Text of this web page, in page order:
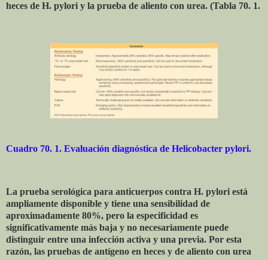
heces de H. pylori y la prueba de aliento con urea. (Tabla 70. 1.
Cuadro 70. 1. Evaluación diagnóstica de Helicobacter pylori.
La prueba serológica para anticuerpos contra H. pylori está
ampliamente disponible y tiene una sensibilidad de
aproximadamente 80%, pero la especificidad es
significativamente más baja y no necesariamente puede
distinguir entre una infección activa y una previa. Por esta
razón, las pruebas de antígeno en heces y de aliento con urea